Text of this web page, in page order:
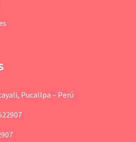
Pucallpa – Perú